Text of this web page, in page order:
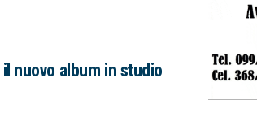
il nuovo album in studio